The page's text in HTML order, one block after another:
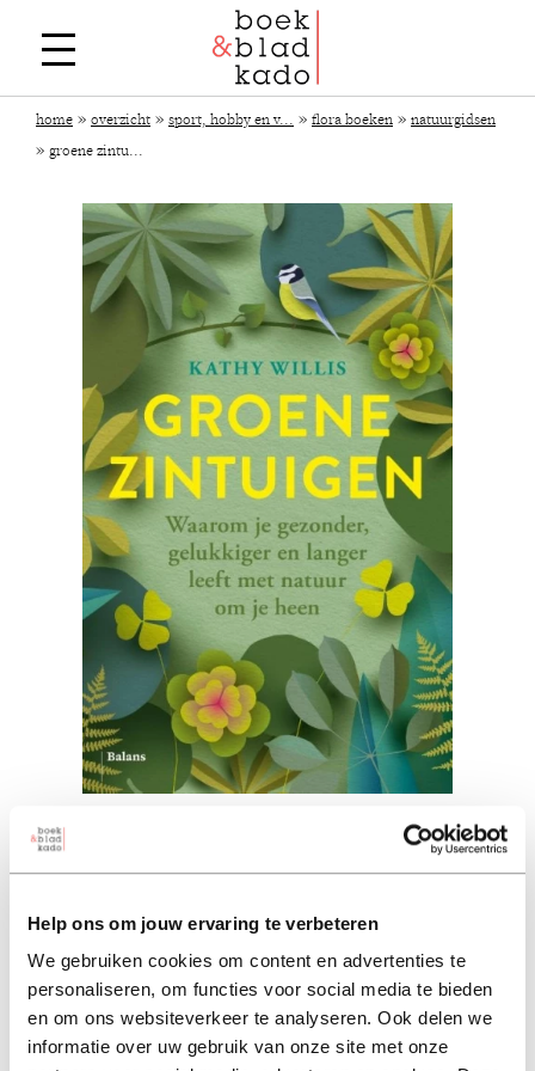
Help ons om jouw ervaring te verbeteren
We gebruiken cookies om content en advertenties te
personaliseren, om functies voor social media te bieden
en om ons websiteverkeer te analyseren. Ook delen we
informatie over uw gebruik van onze site met onze
home » overzicht » sport, hobby en v... » flora boeken » natuurgidsen
» groene zintu...
Groene zintuigen
kathy willis (auteur)
24,95 excl. 3,95 verzendkosten NL